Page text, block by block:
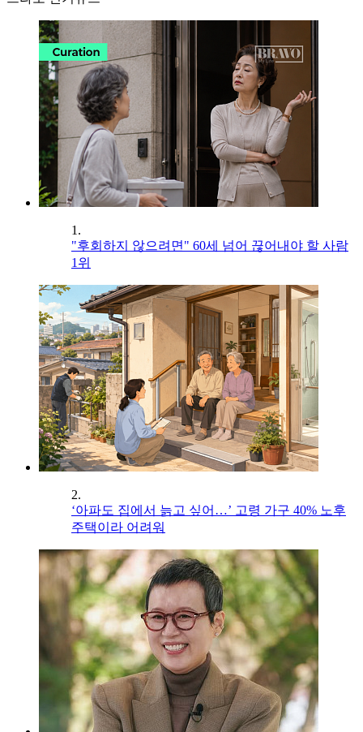
1.
"후회하지 않으려면" 60세 넘어 끊어내야 할 사람
1위
2.
‘아파도 집에서 늙고 싶어…’ 고령 가구 40% 노후
주택이라 어려워